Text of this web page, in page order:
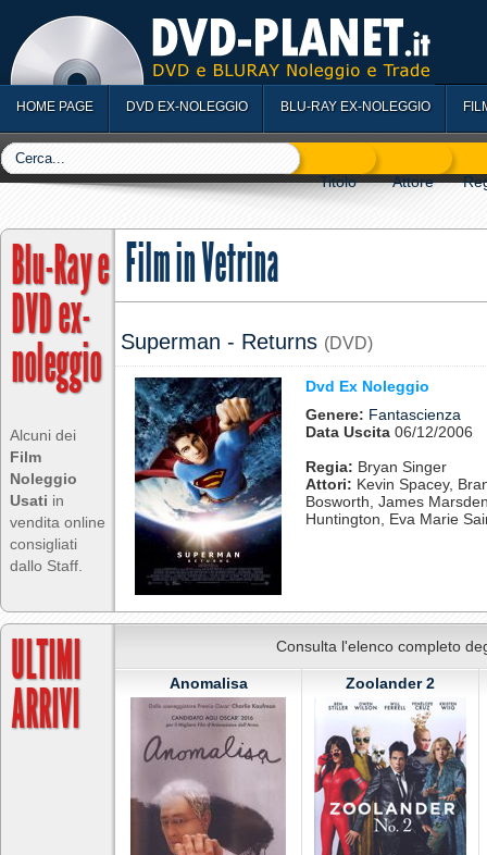
HOME PAGE DVD EX-NOLEGGIO BLU-RAY EX-NOLEGGIO
Blu-Ray e
DVD ex-
noleggio
Alcuni dei
Film
Noleggio
Usati in
vendita online
consigliati
dallo Staff.
Film in Vetrina
Superman - Returns (DVD)
Dvd Ex Noleggio
Genere: Fantascienza
Data Uscita 06/12/2006
Regia: Bryan Singer
Attori: Kevin Spacey,
Bosworth, James
Huntington, Eva Marie
ULTIMI
ARRIVI
Consulta l'elenco completo
Anomalisa Zoolander 2